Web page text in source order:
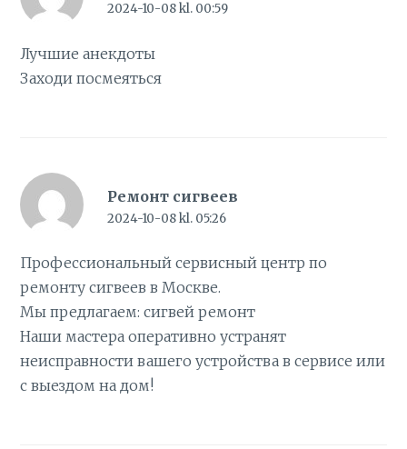
2024-10-08 kl. 00:59
Лучшиеанекдоты
Заходи посмеяться
Ремонт сигвеев
2024-10-08 kl. 05:26
Профессиональный сервисный центр по
ремонту сигвеев в Москве.
Мы предлагаем:сигвей ремонт
Наши мастера оперативно устранят
неисправности вашего устройства в сервисе или
с выездом на дом!